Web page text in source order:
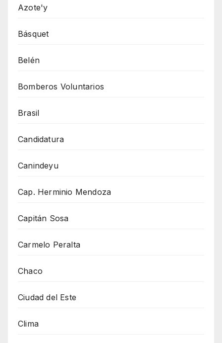
Azote'y
Básquet
Belén
Bomberos Voluntarios
Brasil
Candidatura
Canindeyu
Cap. Herminio Mendoza
Capitán Sosa
Carmelo Peralta
Chaco
Ciudad del Este
Clima